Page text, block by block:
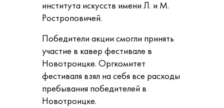
института искусств имени Л. и М.
Ростроповичей.
Победители акции смогли принять
участие в кавер фестивале в
Новотроицке. Оргкомитет
фестиваля взял на себя все расходы
пребывания победителей в
Новотроицке.